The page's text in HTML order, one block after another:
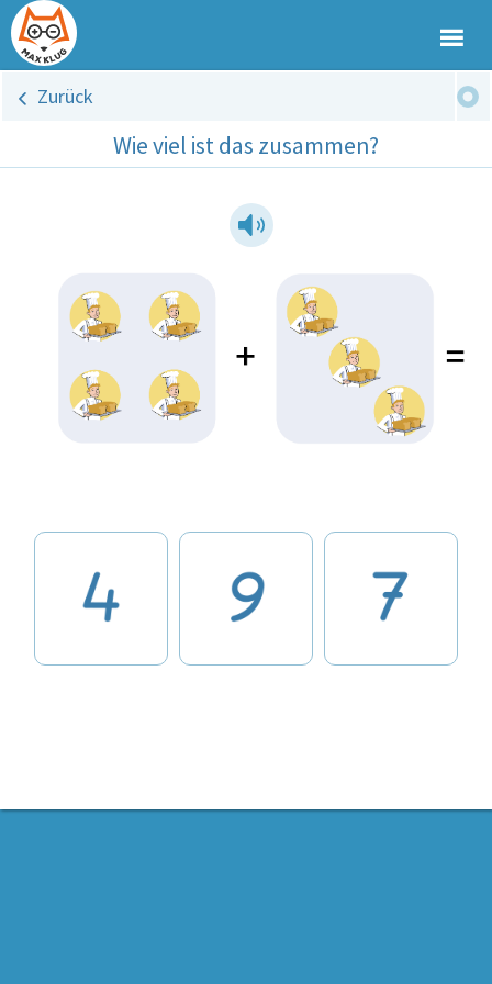
Zurück
Wie viel ist das zusammen?